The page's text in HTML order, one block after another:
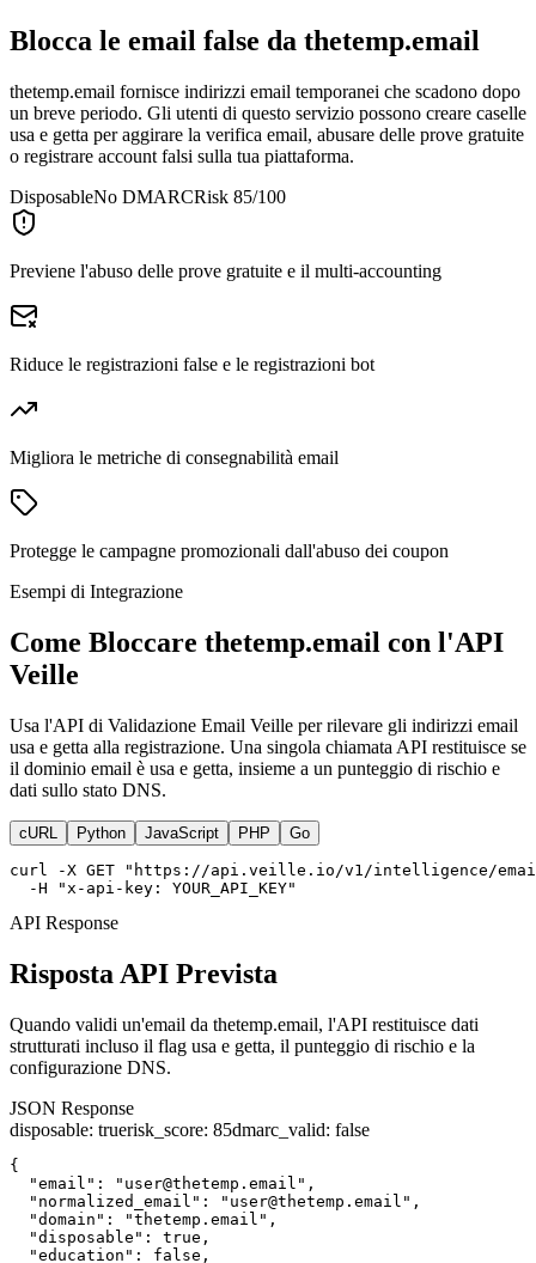
Blocca le email false da thetemp.email
thetemp.email fornisce indirizzi email temporanei che scadono dopo
un breve periodo. Gli utenti di questo servizio possono creare caselle
usa e getta per aggirare la verifica email, abusare delle prove gratuite
o registrare account falsi sulla tua piattaforma.
DisposableNo DMARCRisk 85/100
Previene l'abuso delle prove gratuite e il multi-accounting
Riduce le registrazioni false e le registrazioni bot
Migliora le metriche di consegnabilità email
Protegge le campagne promozionali dall'abuso dei coupon
Esempi di Integrazione
Come Bloccare thetemp.email con l'API
Veille
Usa l'API di Validazione Email Veille per rilevare gli indirizzi email
usa e getta alla registrazione. Una singola chiamata API restituisce se
il dominio email è usa e getta, insieme a un punteggio di rischio e
dati sullo stato DNS.
cURL Python JavaScript PHP Go
curl -X GET "https://api.veille.io/v1/intelligence/
  -H "x-api-key: YOUR_API_KEY"
API Response
Risposta API Prevista
Quando validi un'email da thetemp.email, l'API restituisce dati
strutturati incluso il flag usa e getta, il punteggio di rischio e la
configurazione DNS.
JSON Response
disposable: truerisk_score: 85dmarc_valid: false
{
  "email": "user@thetemp.email",
  "normalized_email": "user@thetemp.email",
  "domain": "thetemp.email",
  "disposable": true,
  "education": false,